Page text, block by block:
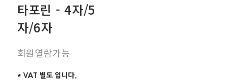
타포린 - 4자/5
자/6자
회원열람가능
* VAT 별도 입니다.